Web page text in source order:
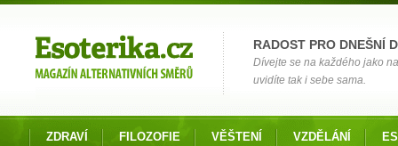
RADOST PRO DNEŠNÍ
Dívejte se na každého jako
uvidíte tak i sebe sama.
ZDRAVÍ FILOZOFIE VĚŠTENÍ VZDĚLÁNÍ